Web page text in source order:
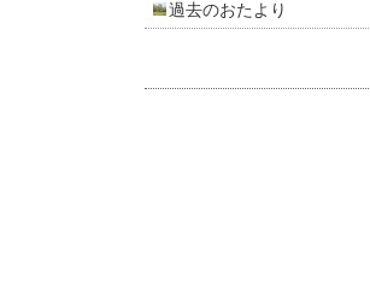
過去のおたより